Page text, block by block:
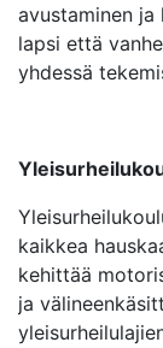
avustaminen ja
lapsi että
yhdessä
kaikkea
kehittää
ja